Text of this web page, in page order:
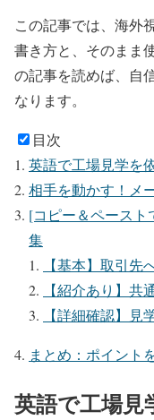
この記事では、海外
書き方と、そのまま
の記事を読めば、自
なります。
目次
英語で工場見学を
相手を動かす！メ
[コピー＆ペースト
集
【基本】取引先
【紹介あり】
【詳細確認】
まとめ：ポイント
英語で工場見